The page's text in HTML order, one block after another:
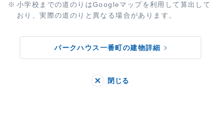
小学校までの道のりはGoogleマップを利用して算出して
おり、実際の道のりと異なる場合があります。
パークハウス一番町の建物詳細
閉じる